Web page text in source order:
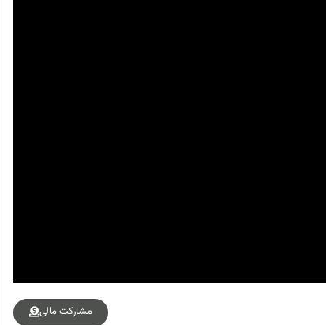
مشارکت مالی